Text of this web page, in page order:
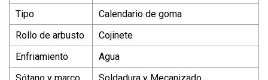
Tipo
Calendario de goma
Rollo de arbusto
Cojinete
Enfriamiento
Agua